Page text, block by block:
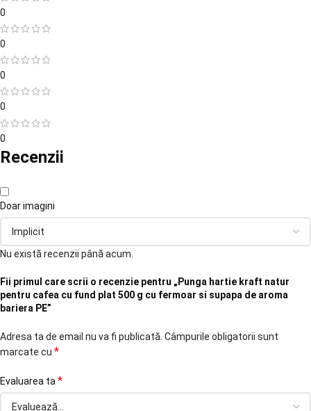
0
0
0
0
0
Recenzii
Doar imagini
Nu există recenzii până acum.
Fii primul care scrii o recenzie pentru „Punga hartie kraft natur
pentru cafea cu fund plat 500 g cu fermoar si supapa de aroma
bariera PE”
Adresa ta de email nu va fi publicată. Câmpurile obligatorii sunt
marcate cu *
Evaluarea ta *